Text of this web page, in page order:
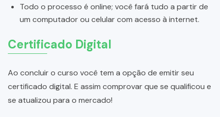
Todo o processo é online; você fará tudo a partir de
um computador ou celular com acesso à internet.
Certificado Digital
Ao concluir o curso você tem a opção de emitir seu
certificado digital. E assim comprovar que se qualificou e
se atualizou para o mercado!